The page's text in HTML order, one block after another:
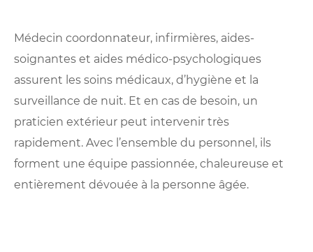
Médecin coordonnateur, infirmières, aides-
soignantes et aides médico-psychologiques
assurent les soins médicaux, d’hygiène et la
surveillance de nuit. Et en cas de besoin, un
praticien extérieur peut intervenir très
rapidement. Avec l’ensemble du personnel, ils
forment une équipe passionnée, chaleureuse et
entièrement dévouée à la personne âgée.